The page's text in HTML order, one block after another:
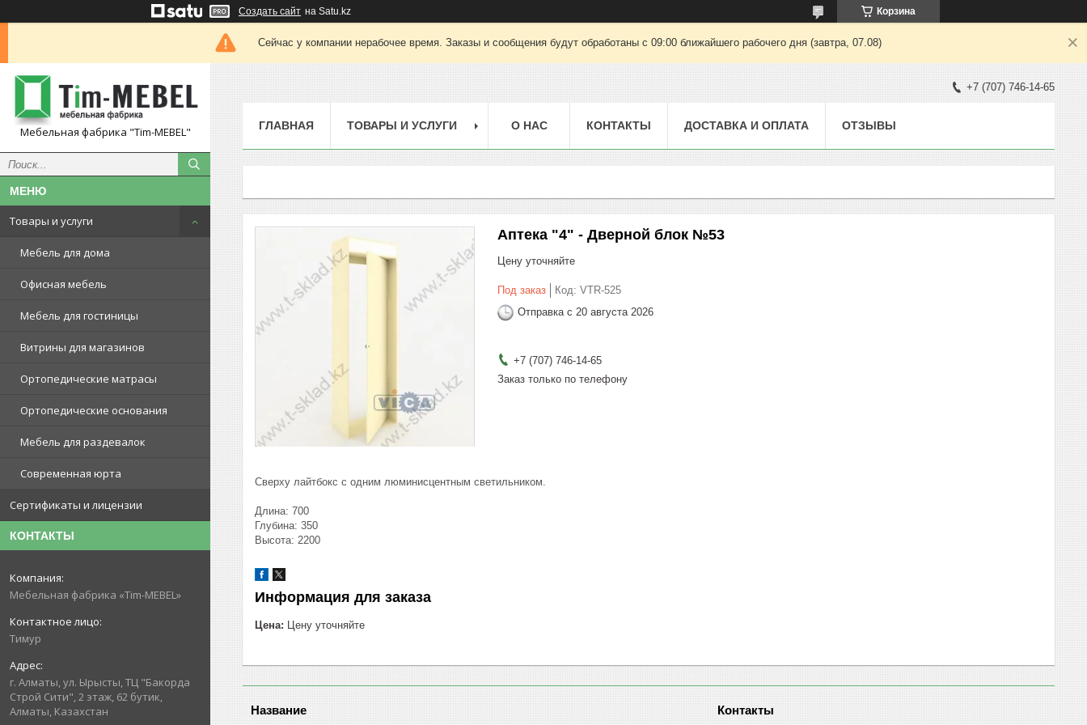
Создать сайт на Satu.kz Корзина
Сейчас у компании нерабочее время. Заказы и сообщения будут обработаны с 09:00 ближайшего рабочего дня (завтра, 07.08)
Мебельная фабрика "Tim-MEBEL"
Товары и услуги
Мебель для дома
Офисная мебель
Мебель для гостиницы
Витрины для магазинов
Ортопедические матрасы
Ортопедические основания
Мебель для раздевалок
Современная юрта
Сертификаты и лицензии
КОНТАКТЫ
Мебельная фабрика «Tim-MEBEL»
Тимур
г. Алматы, ул. Ырысты, ТЦ "Бакорда
Строй Сити", 2 этаж, 62 бутик,
Алматы, Казахстан
+7 (707) 746-14-65
ГЛАВНАЯ ТОВАРЫ И УСЛУГИ О НАС КОНТАКТЫ ДОСТАВКА И ОПЛАТА ОТЗЫВЫ
Аптека "4" - Дверной блок №53
Цену уточняйте
Под заказ Код: VTR-525
Отправка с 20 августа 2026
+7 (707) 746-14-65
Заказ только по телефону
Сверху лайтбокс с одним люминисцентным светильником.
Длина: 700
Глубина: 350
Высота: 2200
Информация для заказа
Цена: Цену уточняйте